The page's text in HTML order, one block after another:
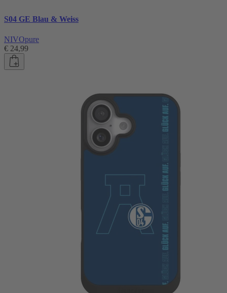
S04 GE Blau & Weiss
NIVOpure
€ 24,99